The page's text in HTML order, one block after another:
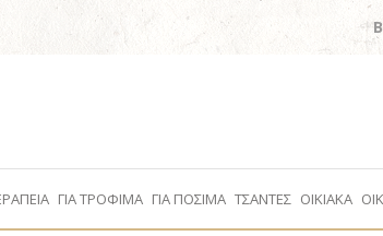
ΓΙΑ ΤΡΟΦΙΜΑ ΓΙΑ ΠΟΣΙΜΑ ΤΣΑΝΤΕΣ ΟΙΚΙΑΚΑ